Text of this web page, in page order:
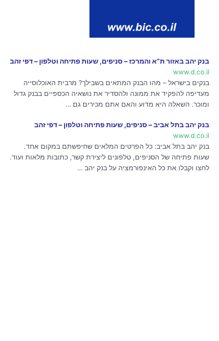
בנק יהב באזור ת”א והמרכז – סניפים, שעות פתיחה וטלפון – דפי זהב
www.d.co.il
בנקים בישראל – מהו הבנק המתאים בשבילך? מרבית האוכלוסייה
מעדיפה להפקיד את ממונה ולהסדיר את נושאיה הכספיים בבנק גדול
ומוכר. השאלה היא מדוע והאם אתם מכירים גם …
בנק יהב בתל אביב – סניפים, שעות פתיחה וטלפון – דפי זהב
www.d.co.il
בנק יהב בתל אביב: כל הפרטים המלאים שחיפשתם במקום אחד.
שעות פתיחה של הסניפים, טלפונים ליצירת קשר, כתובות מלאות ועוד.
לחצו וקבלו את כל האינפורמציה על בנק יהב …